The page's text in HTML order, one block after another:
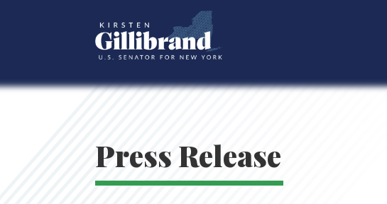
Press Release